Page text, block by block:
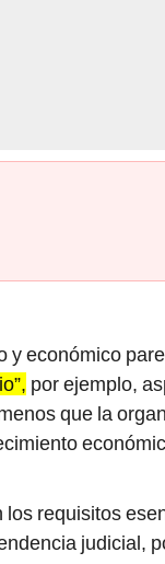
y económico
por ejemplo,
que la
requisitos
judicial,